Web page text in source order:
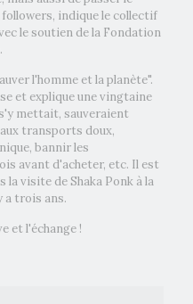
indique le collectif
le soutien de la Fondation
l'homme et la planète".
et explique une vingtaine
mettait, sauveraient
transports doux,
bannir les
avant d'acheter, etc. Il est
visite de Shaka Ponk à la
a trois ans.
et l'échange !